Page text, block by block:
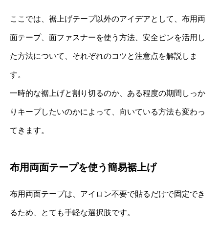
ここでは、裾上げテープ以外のアイデアとして、布用両
面テープ、面ファスナーを使う方法、安全ピンを活用し
た方法について、それぞれのコツと注意点を解説しま
す。
一時的な裾上げと割り切るのか、ある程度の期間しっか
りキープしたいのかによって、向いている方法も変わっ
てきます。
布用両面テープを使う簡易裾上げ
布用両面テープは、アイロン不要で貼るだけで固定でき
るため、とても手軽な選択肢です。